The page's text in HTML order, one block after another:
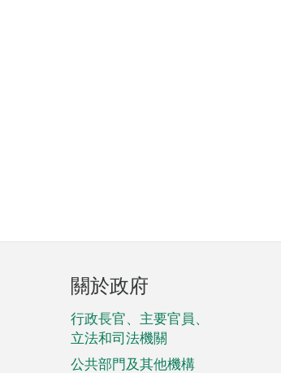
頁
腳
菜
單
關於政府
行政長官、主要官員、
立法和司法機關
公共部門及其他機構